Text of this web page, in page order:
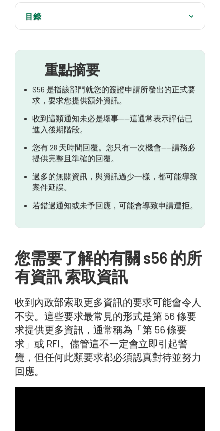
目錄
重點摘要
S56 是指該部門就您的簽證申請所發出的正式要
求，要求您提供額外資訊。
收到這類通知未必是壞事——這通常表示評估已
進入後期階段。
您有 28 天時間回覆。您只有一次機會——請務必
提供完整且準確的回覆。
過多的無關資訊，與資訊過少一樣，都可能導致
案件延誤。
若錯過通知或未予回應，可能會導致申請遭拒。
您需要了解的有關 s56 的所
有資訊 索取資訊
收到內政部索取更多資訊的要求可能會令人
不安。這些要求最常見的形式是第 56 條要
求提供更多資訊，通常稱為「第 56 條要
求」或 RFI。儘管這不一定會立即引起警
覺，但任何此類要求都必須認真對待並努力
回應。